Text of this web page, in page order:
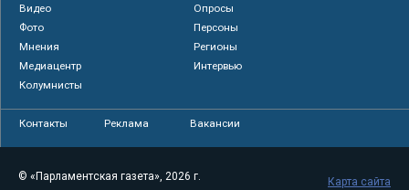
Видео
Опросы
Фото
Персоны
Мнения
Регионы
Медиацентр
Интервью
Колумнисты
Контакты Реклама Вакансии
© «Парламентская газета», 2026 г.
Карта сайта